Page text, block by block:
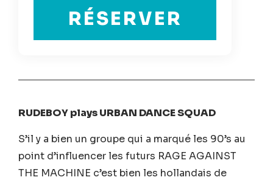
RÉSERVER
RUDEBOY plays URBAN DANCE SQUAD
S’il y a bien un groupe qui a marqué les 90’s au
point d’influencer les futurs RAGE AGAINST
THE MACHINE c’est bien les hollandais de